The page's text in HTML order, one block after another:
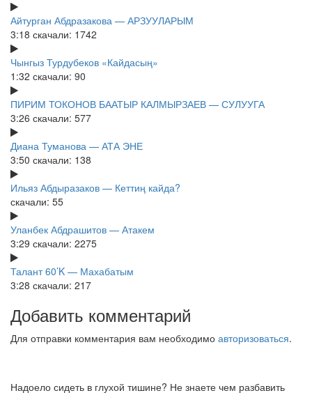
Айтурган Абдразакова — АРЗУУЛАРЫМ
3:18 скачали: 1742
Чынгыз Турдубеков «Кайдасың»
1:32 скачали: 90
ПИРИМ ТОКОНОВ БААТЫР КАЛМЫРЗАЕВ — СУЛУУГА
3:26 скачали: 577
Диана Туманова — АТА ЭНЕ
3:50 скачали: 138
Ильяз Абдыразаков — Кеттиң кайда?
скачали: 55
Уланбек Абдрашитов — Атакем
3:29 скачали: 2275
Талант 60’K — Махабатым
3:28 скачали: 217
Добавить комментарий
Для отправки комментария вам необходимо авторизоваться.
Надоело сидеть в глухой тишине? Не знаете чем разбавить